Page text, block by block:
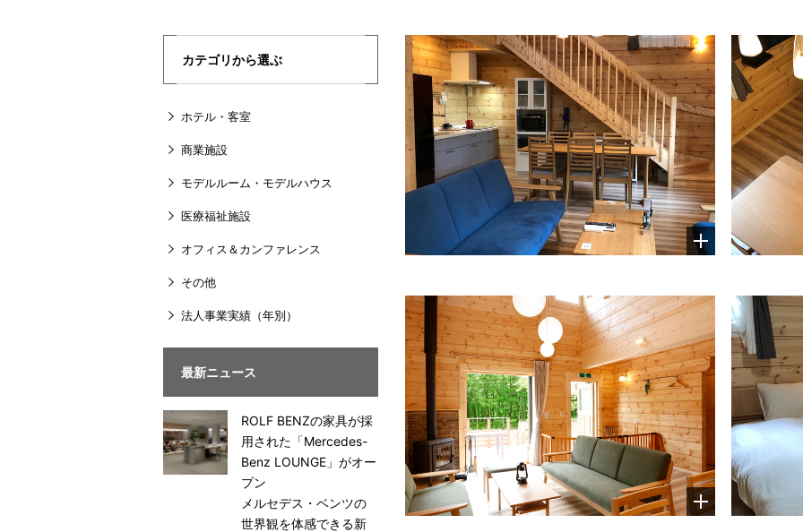
カテゴリから選ぶ
ホテル・客室
商業施設
モデルルーム・モデルハウス
医療福祉施設
オフィス＆カンファレンス
その他
法人事業実績（年別）
最新ニュース
ROLF BENZの家具が採
用された「Mercedes-
Benz LOUNGE」がオー
プン
メルセデス・ベンツの
世界観を体感できる新